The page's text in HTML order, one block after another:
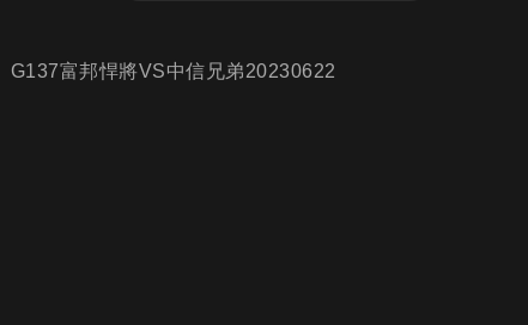
G137富邦悍將VS中信兄弟20230622